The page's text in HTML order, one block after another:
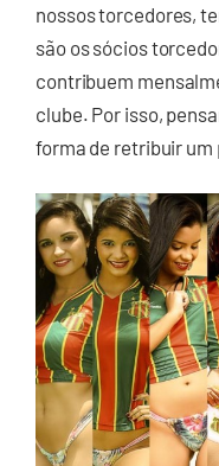
nossos torcedores,
são os sócios
contribuem
clube. Por isso,
forma de retribuir um